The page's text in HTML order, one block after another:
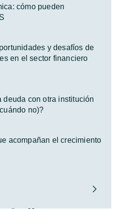
cómo pueden
y desafíos de
en el sector financiero
deuda con otra institución
no)?
acompañan el crecimiento
1